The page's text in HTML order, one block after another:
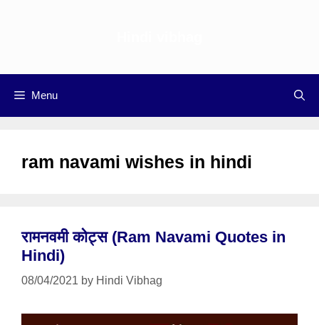
Menu
ram navami wishes in hindi
रामनवमी कोट्स (Ram Navami Quotes in
Hindi)
08/04/2021 by Hindi Vibhag